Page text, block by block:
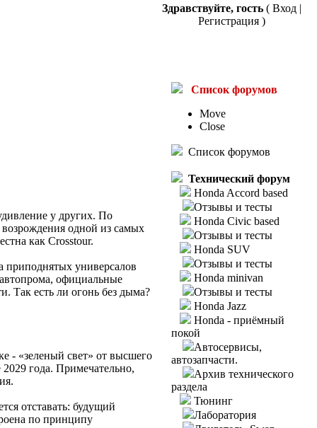
Здравствуйте, гость ( Вход |
Регистрация )
у других. По
одной из самых
как Crosstour.
приподнятых универсалов
официальные
Так есть ли огонь без дыма?
- «зеленый свет» от высшего
года. Примечательно,
отставать: будущий
по принципу
Список форумов
Move
Close
Список форумов
Технический форум
Honda Accord based
Отзывы и тесты
Honda Civic based
Отзывы и тесты
Honda SUV
Отзывы и тесты
Honda minivan
Отзывы и тесты
Honda Jazz
Honda - приёмный
покой
Автосервисы,
автозапчасти.
Архив технического
раздела
Тюнинг
Лаборатория